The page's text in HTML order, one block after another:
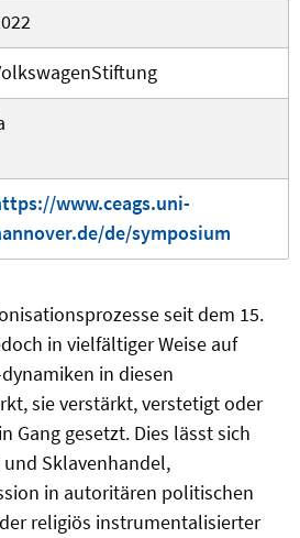
www.ceags.uni-
de/symposium
seit dem 15.
in vielfältiger Weise auf
in diesen
sie verstärkt, verstetigt oder
Gang gesetzt. Dies lässt sich
Sklavenhandel,
in autoritären politischen
religiös instrumentalisierter